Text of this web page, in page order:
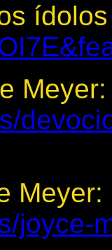
joyce-